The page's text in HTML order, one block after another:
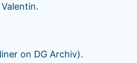
on DG Archiv).